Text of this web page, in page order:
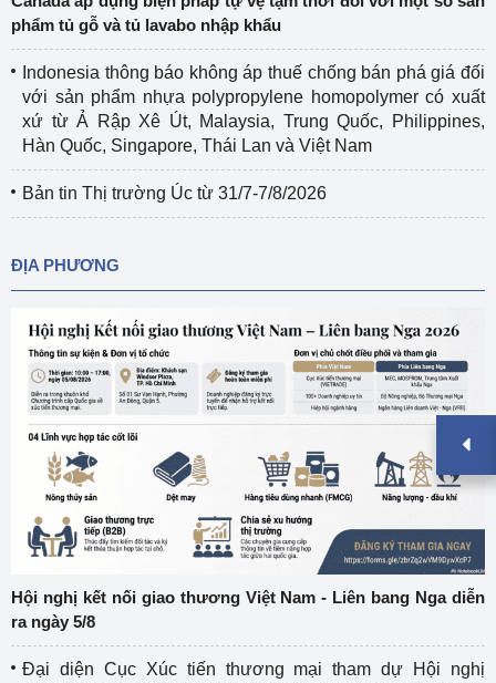
phẩm tủ gỗ và tủ lavabo nhập khẩu
Indonesia thông báo không áp thuế chống bán phá giá đối
với sản phẩm nhựa polypropylene homopolymer có xuất
xứ từ Ả Rập Xê Út, Malaysia, Trung Quốc, Philippines,
Hàn Quốc, Singapore, Thái Lan và Việt Nam
Bản tin Thị trường Úc từ 31/7-7/8/2026
ĐỊA PHƯƠNG
Hội nghị kết nối giao thương Việt Nam - Liên bang Nga diễn
ra ngày 5/8
Đại diện Cục Xúc tiến thương mại tham dự Hội nghị